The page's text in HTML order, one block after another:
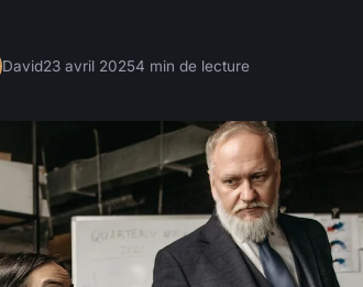
David23 avril 20254 min de lecture